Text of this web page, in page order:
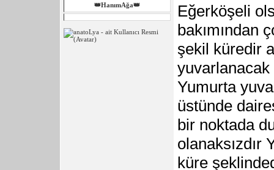
👑HanımAğa👑
Eğerköşeli
bakımından
şekil küredir
yuvarlanacak
Yumurta
üstünde
bir noktada
olanaksızdır
küre